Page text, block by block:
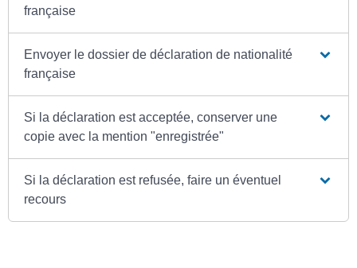
française
Envoyer le dossier de déclaration de nationalité
française
Si la déclaration est acceptée, conserver une
copie avec la mention "enregistrée"
Si la déclaration est refusée, faire un éventuel
recours